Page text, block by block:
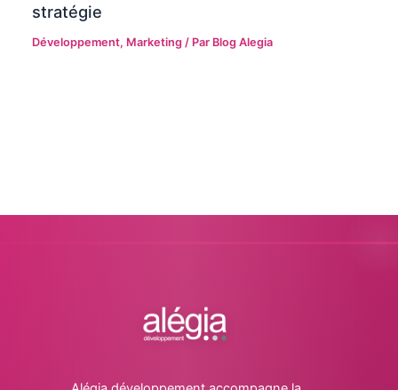
stratégie
Développement, Marketing / Par Blog Alegia